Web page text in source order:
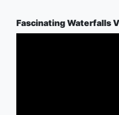
Fascinating Waterfalls